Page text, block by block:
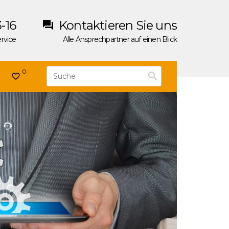
16 Kontaktieren Sie uns
Alle Ansprechpartner auf einen Blick
c
h
e
K
n
o
p
f
z
u
m
A
b
s
0